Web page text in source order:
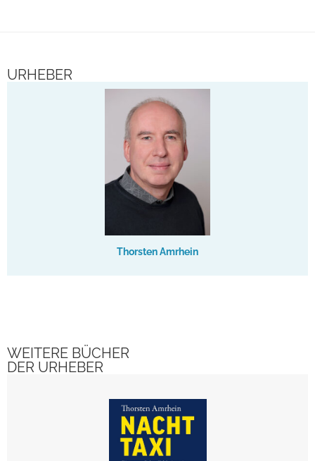
URHEBER
Thorsten Amrhein
WEITERE BÜCHER
DER URHEBER